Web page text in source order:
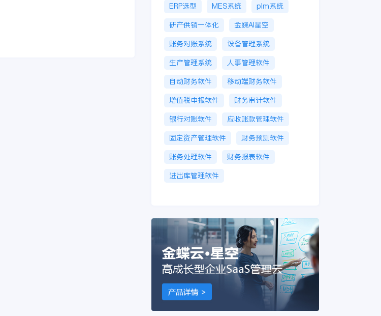
ERP选型 MES系统
plm系统
研产供销一体化
金蝶AI星空
账务对账系统
设备管理系统
生产管理系统
人事管理软件
自动财务软件
移动端财务软件
增值税申报软件
财务审计软件
银行对账软件
应收账款管理软件
固定资产管理软件
财务预测软件
账务处理软件
财务报表软件
进出库管理软件